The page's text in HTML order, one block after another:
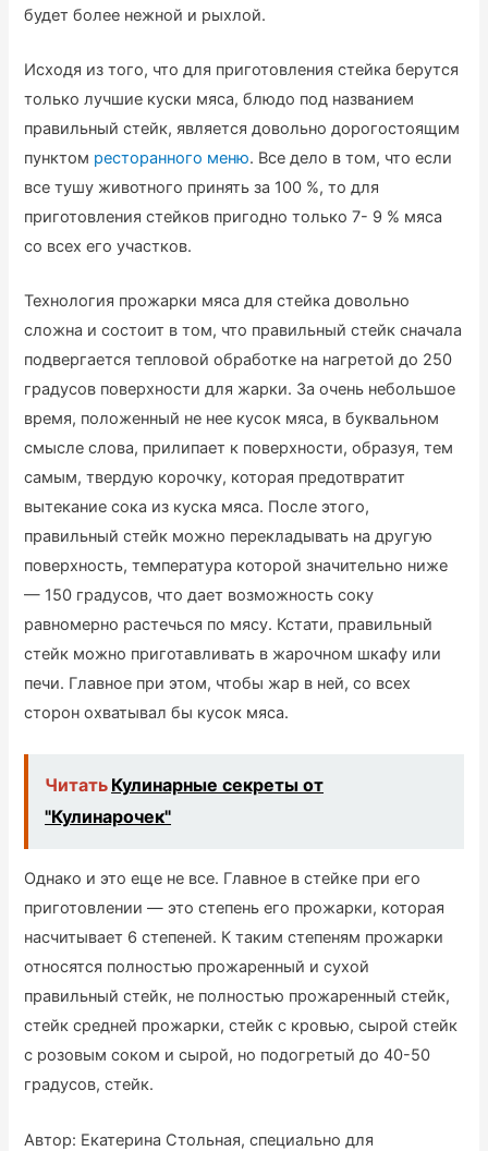
будет более нежной и рыхлой.
Исходя из того, что для приготовления стейка берутся
только лучшие куски мяса, блюдо под названием
правильный стейк, является довольно дорогостоящим
пунктом ресторанного меню. Все дело в том, что если
все тушу животного принять за 100 %, то для
приготовления стейков пригодно только 7- 9 % мяса
со всех его участков.
Технология прожарки мяса для стейка довольно
сложна и состоит в том, что правильный стейк сначала
подвергается тепловой обработке на нагретой до 250
градусов поверхности для жарки. За очень небольшое
время, положенный не нее кусок мяса, в буквальном
смысле слова, прилипает к поверхности, образуя, тем
самым, твердую корочку, которая предотвратит
вытекание сока из куска мяса. После этого,
правильный стейк можно перекладывать на другую
поверхность, температура которой значительно ниже
— 150 градусов, что дает возможность соку
равномерно растечься по мясу. Кстати, правильный
стейк можно приготавливать в жарочном шкафу или
печи. Главное при этом, чтобы жар в ней, со всех
сторон охватывал бы кусок мяса.
Читать Кулинарные секреты от
"Кулинарочек"
Однако и это еще не все. Главное в стейке при его
приготовлении — это степень его прожарки, которая
насчитывает 6 степеней. К таким степеням прожарки
относятся полностью прожаренный и сухой
правильный стейк, не полностью прожаренный стейк,
стейк средней прожарки, стейк с кровью, сырой стейк
с розовым соком и сырой, но подогретый до 40-50
градусов, стейк.
Автор: Екатерина Стольная, специально для